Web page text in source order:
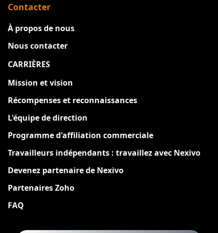
Contacter
À propos de nous
Nous contacter
CARRIÈRES
Mission et vision
Récompenses et reconnaissances
L'équipe de direction
Programme d'affiliation commerciale
Travailleurs indépendants : travaillez avec Nexivo
Devenez partenaire de Nexivo
Partenaires Zoho
FAQ